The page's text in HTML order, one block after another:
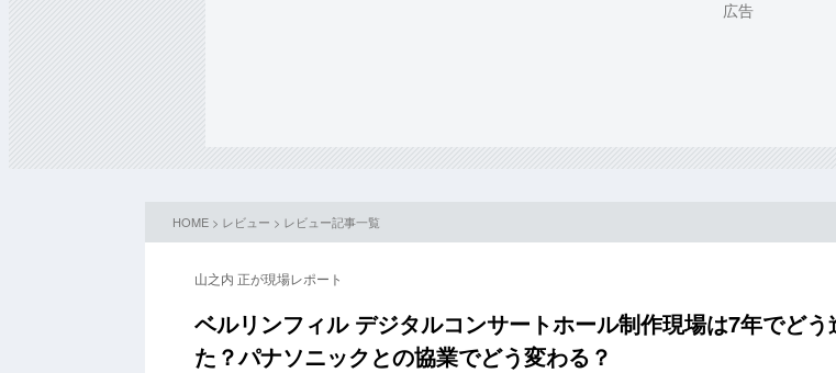
HOME > レビュー > レビュー記事一覧
山之内 正が現場レポート
ベルリンフィル デジタルコンサートホール制作現場は7年でどう
た？パナソニックとの協業でどう変わる？